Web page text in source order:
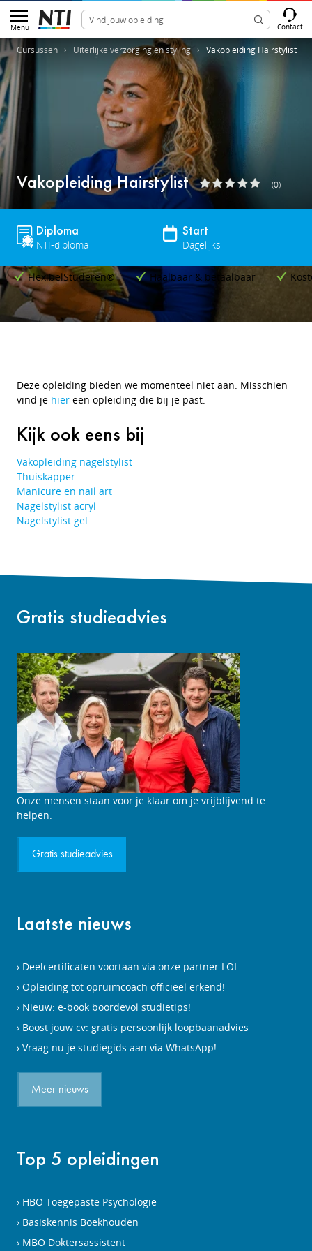
Menu Contact
Cursussen Uiterlijke verzorging en styling Vakopleiding Hairstylist
Vakopleiding Hairstylist (0)
Diploma
NTI-diploma
Start
Dagelijks
FlexibelStuderen® Haalbaar & betaalbaar
Deze opleiding bieden we momenteel niet aan. Misschien
vind je hier een opleiding die bij je past.
Kijk ook eens bij
Vakopleiding nagelstylist
Thuiskapper
Manicure en nail art
Nagelstylist acryl
Nagelstylist gel
Gratis studieadvies
Studieadviesgesprek
aanvragen
Onze mensen staan voor je klaar om je vrijblijvend te
helpen.
Gratis studieadvies
Laatste nieuws
Deelcertificaten voortaan via onze partner LOI
Opleiding tot opruimcoach officieel erkend!
Nieuw: e-book boordevol studietips!
Boost jouw cv: gratis persoonlijk loopbaanadvies
Vraag nu je studiegids aan via WhatsApp!
Meer nieuws
Top 5 opleidingen
HBO Toegepaste Psychologie
Basiskennis Boekhouden
MBO Doktersassistent